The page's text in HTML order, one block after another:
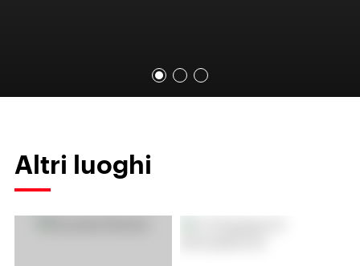
Altri luoghi